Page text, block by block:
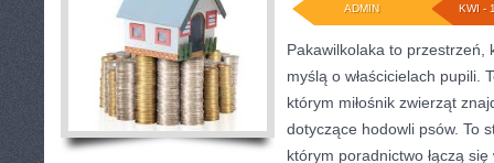
KWI -
ADMIN
Pakawilkolaka to przestrzeń,
myślą o właścicielach pupili.
którym miłośnik zwierząt
dotyczące hodowli psów. To
którym poradnictwo łączą